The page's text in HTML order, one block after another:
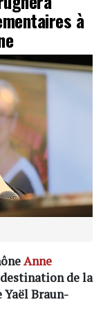
à
Anne
de la
Yaël Braun-